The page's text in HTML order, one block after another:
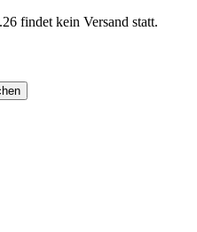
findet kein Versand statt.